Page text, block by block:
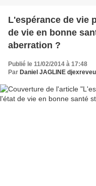
L'espérance de vie
de vie en bonne
aberration ?
Publié le 11/02/2014 à 17:48
Par Daniel JAGLINE